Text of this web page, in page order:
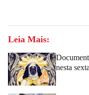
Leia Mais:
nesta